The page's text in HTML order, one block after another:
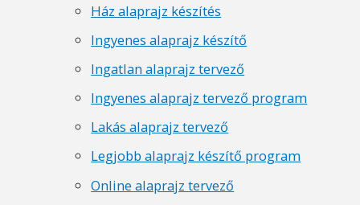
Ház alaprajz készítés
Ingyenes alaprajz készítő
Ingatlan alaprajz tervező
Ingyenes alaprajz tervező program
Lakás alaprajz tervező
Legjobb alaprajz készítő program
Online alaprajz tervező